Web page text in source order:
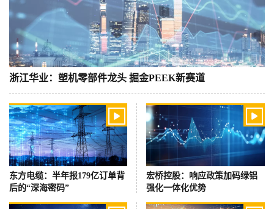
浙江华业：塑机零部件龙头 掘金PEEK新赛道

东方电缆：半年报179亿订单背
后的“深海密码”

宏桥控股：响应政策加码绿铝
强化一体化优势